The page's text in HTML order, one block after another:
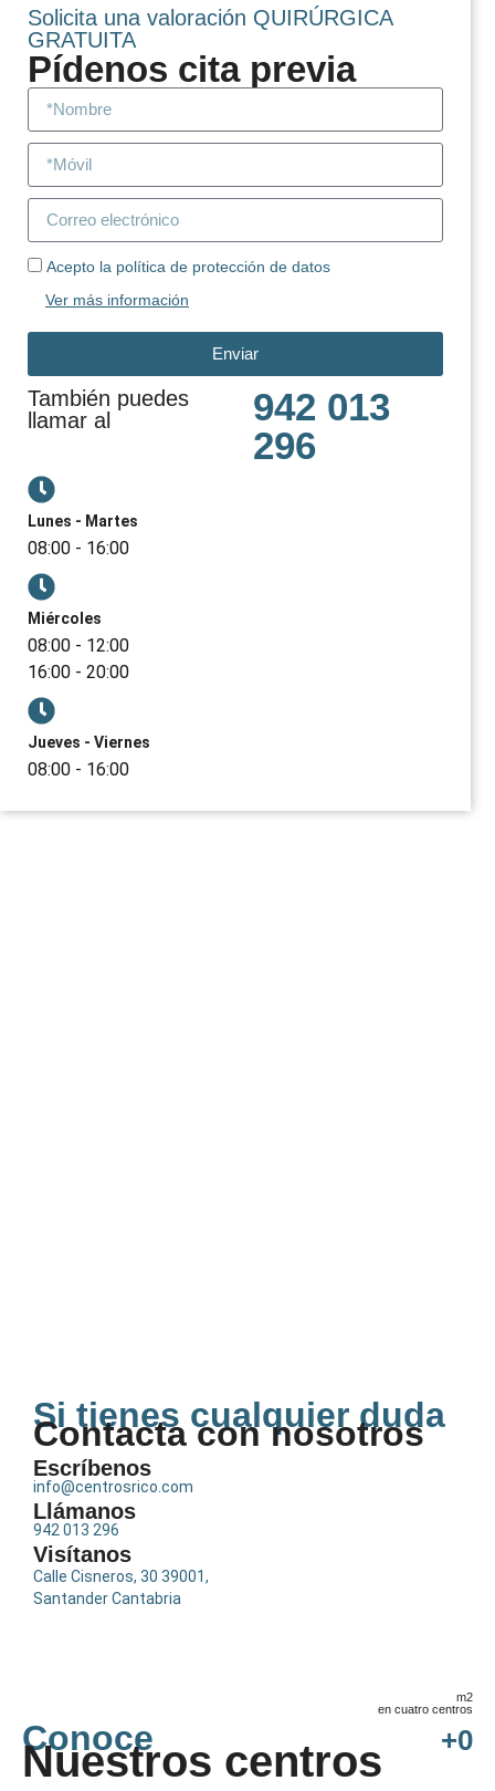
Solicita una valoración QUIRÚRGICA
GRATUITA
Pídenos cita previa
Acepto la política de protección de datos
Ver más información
Enviar
También puedes
llamar al
942 013
296
Lunes - Martes
08:00 - 16:00
Miércoles
08:00 - 12:00
16:00 - 20:00
Jueves - Viernes
08:00 - 16:00
Si tienes cualquier duda
Contacta con nosotros
Escríbenos
info@centrosrico.com
Llámanos
942 013 296
Visítanos
Calle Cisneros, 30 39001,
Santander Cantabria
Conoce
Nuestros centros
m2
en cuatro centros
+0